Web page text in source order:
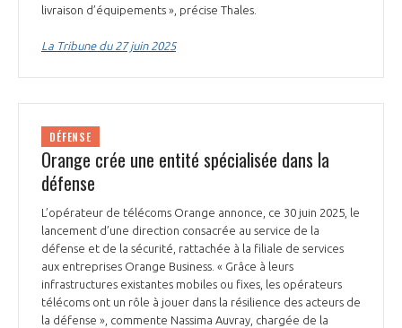
livraison d’équipements », précise Thales.
La Tribune du 27 juin 2025
DÉFENSE
Orange crée une entité spécialisée dans la
défense
L’opérateur de télécoms Orange annonce, ce 30 juin 2025, le
lancement d’une direction consacrée au service de la
défense et de la sécurité, rattachée à la filiale de services
aux entreprises Orange Business. « Grâce à leurs
infrastructures existantes mobiles ou fixes, les opérateurs
télécoms ont un rôle à jouer dans la résilience des acteurs de
la défense », commente Nassima Auvray, chargée de la